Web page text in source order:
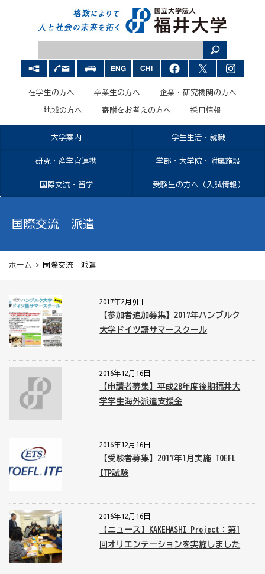
在学生の方へ 卒業生の方へ 企業・研究機関の方へ
地域の方へ 寄附をお考えの方へ 採用情報
大学案内 学生生活・就職
研究・産学官連携 学部・大学院・附属施設
国際交流・留学 受験生の方へ（入試情報）
国際交流 派遣
ホーム > 国際交流 派遣
2017年2月9日
【参加者追加募集】2017年ハンブルク
大学ドイツ語サマースクール
2016年12月16日
【申請者募集】平成28年度後期福井大
学学生海外派遣支援金
2016年12月16日
【受験者募集】2017年1月実施 TOEFL
ITP試験
2016年12月16日
【ニュース】KAKEHASHI Project：第1
回オリエンテーションを実施しました